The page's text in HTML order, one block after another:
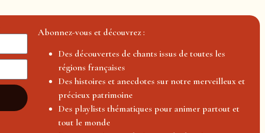
Abonnez-vous et découvrez :
Des découvertes de chants issus de toutes les
régions françaises
Des histoires et anecdotes sur notre merveilleux et
précieux patrimoine
Des playlists thématiques pour animer partout et
tout le monde